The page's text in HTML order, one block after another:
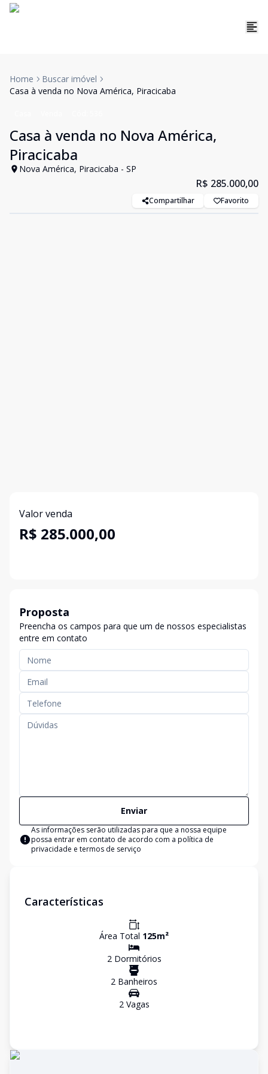
Home
Buscar imóvel
Casa à venda no Nova América, Piracicaba
Casa à venda no Nova América,
Piracicaba
Nova América, Piracicaba - SP
R$ 285.000,00
Compartilhar Favorito
Valor venda
R$ 285.000,00
Proposta
Preencha os campos para que um de nossos especialistas
entre em contato
Enviar
As informações serão utilizadas para que a nossa equipe
possa entrar em contato de acordo com a política de
privacidade e termos de serviço
Características
Área Total 125m²
2Dormitórios
2 Banheiros
2Vagas